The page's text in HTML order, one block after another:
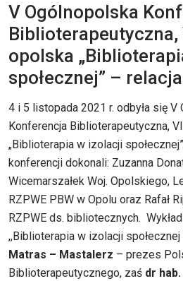
V Ogólnopolska
Biblioterapeutyczna,
opolska
społecznej” – relacja
4 i 5 listopada 2021 r. odbyła się V
Konferencja Biblioterapeutyczna,
„Biblioterapia w izolacji
konferencji dokonali: Zuzanna
Wicemarszałek Woj. Opolskiego,
RZPWE PBW w Opolu oraz Rafał
RZPWE ds. bibliotecznych.
,,Biblioterapia w izolacji społecznej
Matras – Mastalerz – prezes
Biblioterapeutycznego, zaś dr